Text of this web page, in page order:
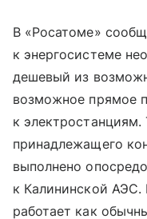
В «Росатоме»
к энергосистеме
дешевый из
возможное прямое
к
принадлежащего
выполнено
к Калининской
работает как